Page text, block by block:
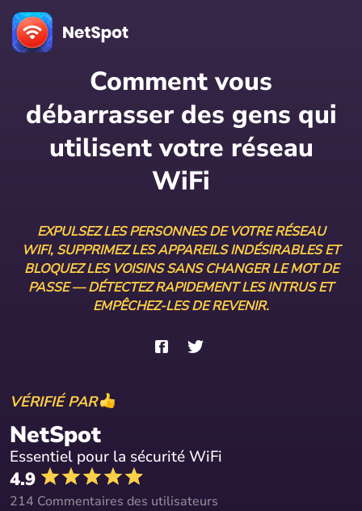
Comment vous
débarrasser des gens qui
utilisent votre réseau
WiFi
EXPULSEZ LES PERSONNES DE VOTRE RÉSEAU
WIFI, SUPPRIMEZ LES APPAREILS INDÉSIRABLES ET
BLOQUEZ LES VOISINS SANS CHANGER LE MOT DE
PASSE — DÉTECTEZ RAPIDEMENT LES INTRUS ET
EMPÊCHEZ-LES DE REVENIR.
VÉRIFIÉ PAR
NetSpot
Essentiel pour la sécurité WiFi
4.9
214 Commentaires des utilisateurs